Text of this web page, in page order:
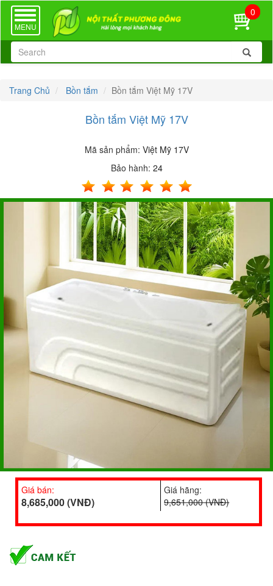
TOGGLE
NAVIGATION
MENU
0
Trang Chủ Bồn tắm Bồn tắm Việt Mỹ 17V
Bồn tắm Việt Mỹ 17V
Mã sản phẩm: Việt Mỹ 17V
Bảo hành: 24
Giá bán:
8,685,000 (VNĐ)
Giá hãng:
9,651,000 (VNĐ)